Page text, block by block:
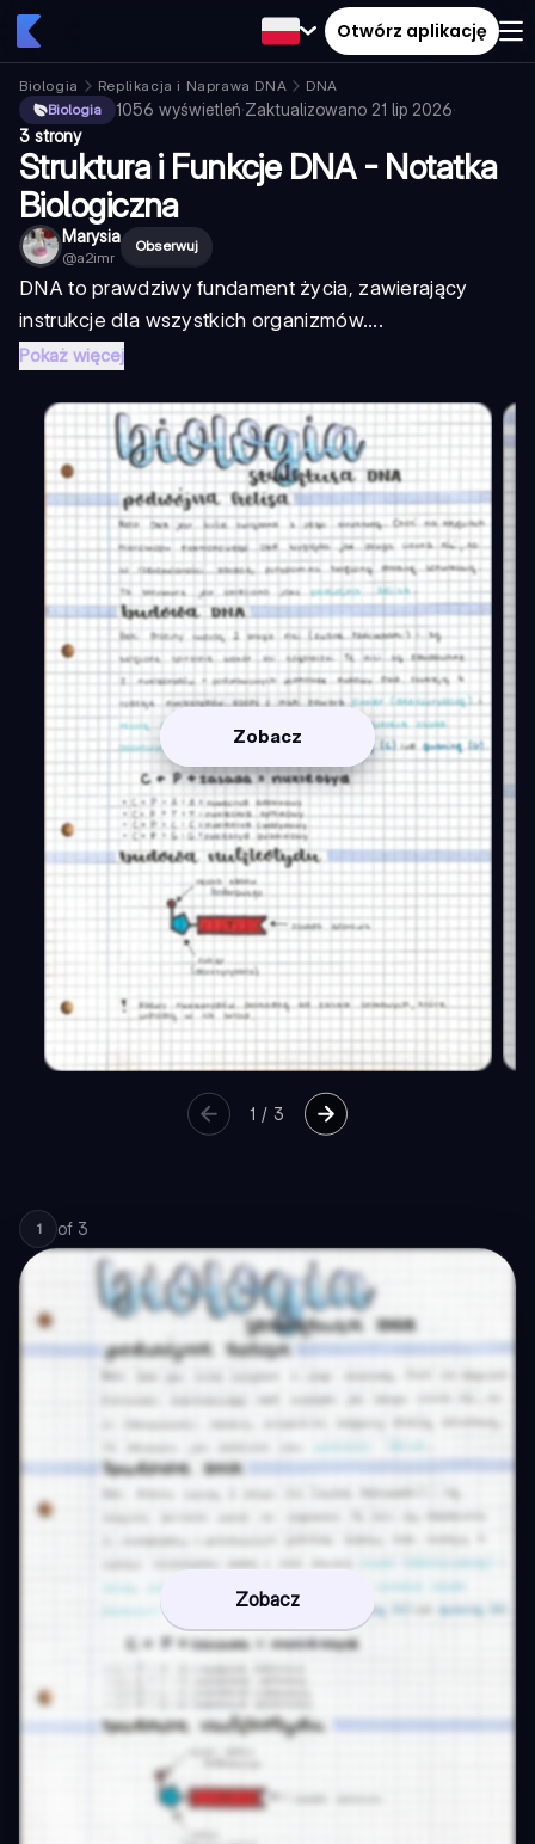
Otwórz aplikację
Biologia Replikacja i Naprawa DNA
DNA
Biologia
1056 wyświetleń·Zaktualizowano 21 lip 2026·
3 strony
Struktura i Funkcje DNA - Notatka
Biologiczna
Marysia
@a2imr
Obserwuj
DNA to prawdziwy fundament życia, zawierający
instrukcje dla wszystkich organizmów....
Pokaż więcej
Zobacz
1 / 3
1 of 3
Zobacz